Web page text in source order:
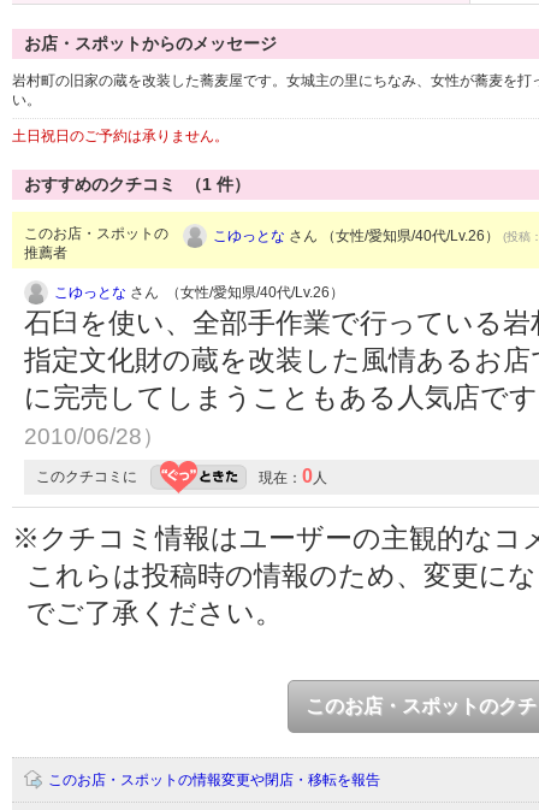
お店・スポットからのメッセージ
岩村町の旧家の蔵を改装した蕎麦屋です。女城主の里にちなみ、女性が蕎麦を
い。
土日祝日のご予約は承りません。
おすすめのクチコミ （1 件）
このお店・スポットの
推薦者
こゆっとな さん （女性/愛知県/40代/Lv.26） (投稿
こゆっとな さん （女性/愛知県/40代/Lv.26）
石臼を使い、全部手作業で行っている
指定文化財の蔵を改装した風情あるお
に完売してしまうこともある人気店で
2010/06/28）
このクチコミに 現在： 0人
※クチコミ情報はユーザーの主観的なコ
これらは投稿時の情報のため、変更に
でご了承ください。
このお店・スポットのク
このお店・スポットの情報変更や閉店・移転を報告